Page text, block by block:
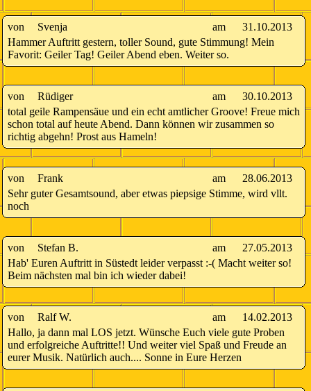
von Svenja am
31.10.2013
Hammer Auftritt gestern, toller Sound, gute Stimmung! Mein
Favorit: Geiler Tag! Geiler Abend eben. Weiter so.
von Rüdiger am
30.10.2013
total geile Rampensäue und ein echt amtlicher Groove! Freue mich
schon total auf heute Abend. Dann können wir zusammen so
richtig abgehn! Prost aus Hameln!
von Frank am
28.06.2013
Sehr guter Gesamtsound, aber etwas piepsige Stimme, wird vllt.
noch
von Stefan B. am
27.05.2013
Hab' Euren Auftritt in Süstedt leider verpasst :-( Macht weiter so!
Beim nächsten mal bin ich wieder dabei!
von Ralf W. am
14.02.2013
Hallo, ja dann mal LOS jetzt. Wünsche Euch viele gute Proben
und erfolgreiche Auftritte!! Und weiter viel Spaß und Freude an
eurer Musik. Natürlich auch.... Sonne in Eure Herzen